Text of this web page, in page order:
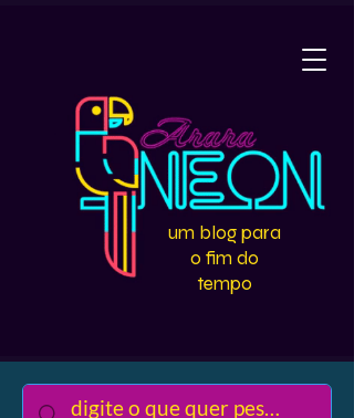
um blog para
o fim do
tempo